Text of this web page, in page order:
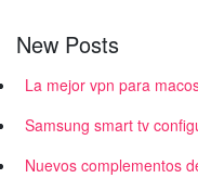
New Posts
La mejor vpn para
Samsung smart tv
Nuevos complementos